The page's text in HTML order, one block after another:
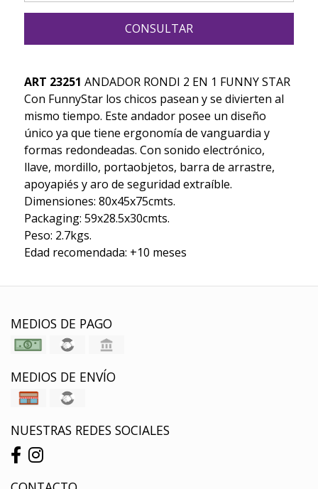
CONSULTAR
ART 23251 ANDADOR RONDI 2 EN 1 FUNNY STAR
Con FunnyStar los chicos pasean y se divierten al
mismo tiempo. Este andador posee un diseño
único ya que tiene ergonomía de vanguardia y
formas redondeadas. Con sonido electrónico,
llave, mordillo, portaobjetos, barra de arrastre,
apoyapiés y aro de seguridad extraíble.
Dimensiones: 80x45x75cmts.
Packaging: 59x28.5x30cmts.
Peso: 2.7kgs.
Edad recomendada: +10 meses
MEDIOS DE PAGO
MEDIOS DE ENVÍO
NUESTRAS REDES SOCIALES